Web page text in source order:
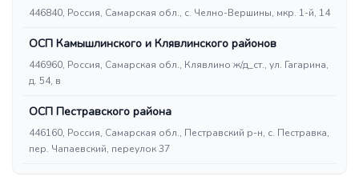
446840, Россия, Самарская обл., с. Челно-Вершины, мкр. 1-й, 14
ОСП Камышлинского и Клявлинского районов
446960, Россия, Самарская обл., Клявлино ж/д_ст., ул. Гагарина,
д. 54, в
ОСП Пестравского района
446160, Россия, Самарская обл., Пестравский р-н, с. Пестравка,
пер. Чапаевский, переулок 37